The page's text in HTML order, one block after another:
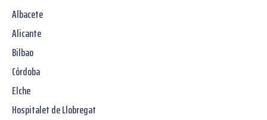
Albacete
Alicante
Bilbao
Córdoba
Elche
Hospitalet de Llobregat